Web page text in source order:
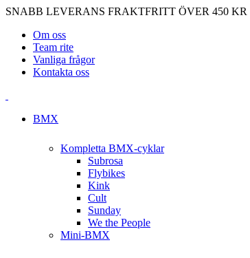
SNABB LEVERANS FRAKTFRITT ÖVER 450 KR
Om oss
Team rite
Vanliga frågor
Kontakta oss
BMX
Kompletta BMX-cyklar
Subrosa
Flybikes
Kink
Cult
Sunday
We the People
Mini-BMX